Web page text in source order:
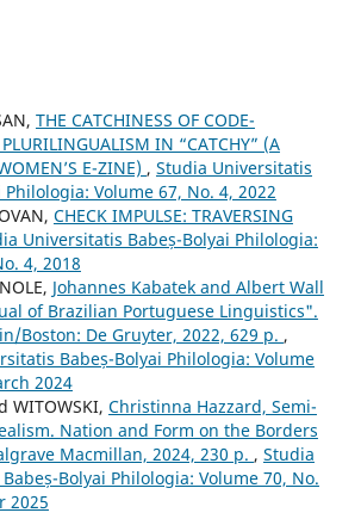
THE CATCHINESS OF CODE-
IN “CATCHY” (A
E-ZINE) , Studia Universitatis
Philologia: Volume 67, No. 4, 2022
CHECK IMPULSE: TRAVERSING
Universitatis Babeș-Bolyai Philologia:
4, 2018
Johannes Kabatek and Albert Wall
of Brazilian Portuguese Linguistics".
Boston: De Gruyter, 2022, 629 p. ,
Babeș-Bolyai Philologia: Volume
2024
WITOWSKI, Christinna Hazzard, Semi-
Nation and Form on the Borders
Macmillan, 2024, 230 p. , Studia
Bolyai Philologia: Volume 70, No.
2025